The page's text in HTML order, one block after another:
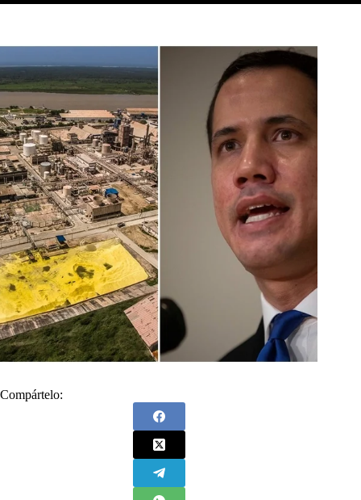
Compártelo: